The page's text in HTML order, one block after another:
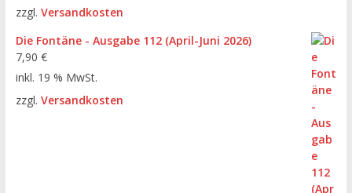
zzgl. Versandkosten
Die Fontäne - Ausgabe 112 (April-Juni 2026)
7,90 €
inkl. 19 % MwSt.
zzgl. Versandkosten